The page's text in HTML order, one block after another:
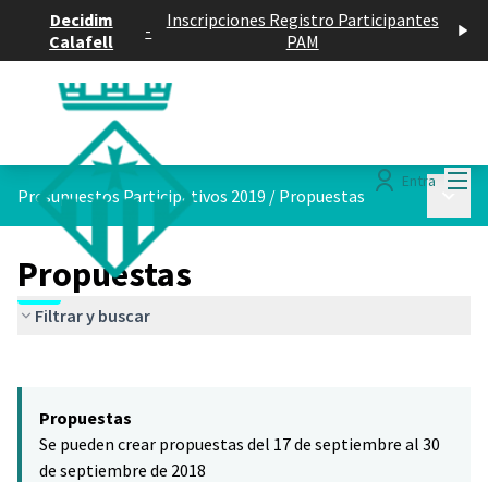
Decidim
Calafell
-
Inscripciones Registro Participantes
PAM
Entra
Presupuestos Participativos 2019 / Propuestas
Propuestas
Filtrar y buscar
−
Propuestas
Se pueden crear propuestas del 17 de septiembre al 30
de septiembre de 2018